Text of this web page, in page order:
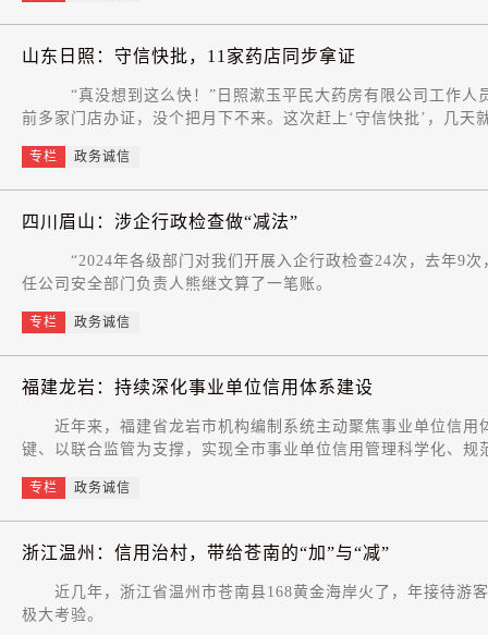
山东日照：守信快批，11家药店同步拿证
“真没想到这么快！”日照漱玉平民大药房有限公司工作人员
前多家门店办证，没个把月下不来。这次赶上‘守信快批’，几天
专栏 政务诚信
四川眉山：涉企行政检查做“减法”
“2024年各级部门对我们开展入企行政检查24次，去年9次
任公司安全部门负责人熊继文算了一笔账。
专栏 政务诚信
福建龙岩：持续深化事业单位信用体系建设
近年来，福建省龙岩市机构编制系统主动聚焦事业单位信用
键、以联合监管为支撑，实现全市事业单位信用管理科学化、
专栏 政务诚信
浙江温州：信用治村，带给苍南的“加”与“减”
近几年，浙江省温州市苍南县168黄金海岸火了，年接待游
极大考验。